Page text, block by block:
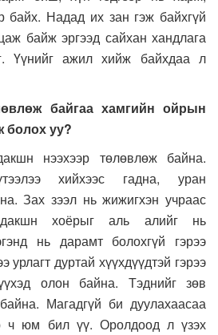
байх. Надад их зан гэж байхгүй
байж эргээд сайхан хандлага
Үүнийг ажил хийж байхдаа л
байгаа хамгийн ойрын
болох уу?
нээхээр төлөвлөж байна.
хийхээс гадна, уран
Зах зээл нь жижигхэн учраас
хоёрыг аль алийг нь
нь дарамт болохгүй гэрээ
урлагт дуртай хүүхдүүдтэй гэрээ
олон байна. Тэднийг зөв
Магадгүй би дуулахаасаа
ч юм бил үү. Оролдоод л үзэх